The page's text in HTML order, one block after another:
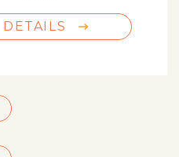
DETAILS